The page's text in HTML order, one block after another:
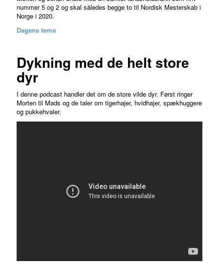
nummer 5 og 2 og skal således begge to til Nordisk Mesterskab i
Norge i 2020.
Dagens tema
Dykning med de helt store
dyr
I denne podcast handler det om de store vilde dyr. Først ringer
Morten til Mads og de taler om tigerhajer, hvidhajer, spækhuggere
og pukkehvaler.